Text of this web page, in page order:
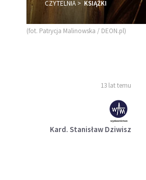
CZYTELNIA KSIĄŻKI
(fot. Patrycja Malinowska / DEON.pl)
13 lat temu
Kard. Stanisław Dziwisz